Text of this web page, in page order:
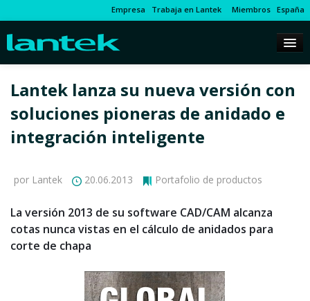
Empresa Trabaja en Lantek Miembros España
Lantek lanza su nueva versión con
soluciones pioneras de anidado e
integración inteligente
por Lantek 20.06.2013 Portafolio de productos
La versión 2013 de su software CAD/CAM alcanza
cotas nunca vistas en el cálculo de anidados para
corte de chapa